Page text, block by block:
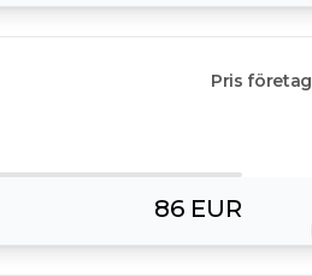
Pris företag
86 EUR